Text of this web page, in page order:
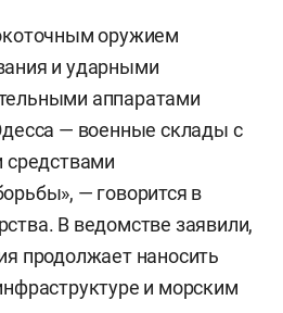
оружием
и ударными
аппаратами
— военные склады с
средствами
— говорится в
В ведомстве заявили,
продолжает наносить
и морским